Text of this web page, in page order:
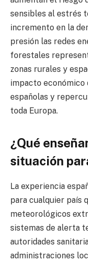
sensibles al estrés
incremento en la
presión las redes
forestales
zonas rurales y
impacto
españolas y
toda Europa.
¿Qué
situación
La experiencia
para cualquier país
meteorológicos
sistemas de alerta
autoridades
administraciones